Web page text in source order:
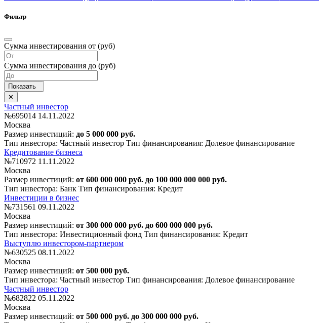
Фильтр
Сумма инвестирования от (руб)
Сумма инвестирования до (руб)
Частный инвестор
№695014 14.11.2022
Москва
Размер инвестиций: до 5 000 000 руб.
Тип инвестора: Частный инвестор Тип финансирования: Долевое финансирование
Кредитование бизнеса
№710972 11.11.2022
Москва
Размер инвестиций: от 600 000 000 руб. до 100 000 000 000 руб.
Тип инвестора: Банк Тип финансирования: Кредит
Инвестиции в бизнес
№731561 09.11.2022
Москва
Размер инвестиций: от 300 000 000 руб. до 600 000 000 руб.
Тип инвестора: Инвестиционный фонд Тип финансирования: Кредит
Выступлю инвестором-партнером
№630525 08.11.2022
Москва
Размер инвестиций: от 500 000 руб.
Тип инвестора: Частный инвестор Тип финансирования: Долевое финансирование
Частный инвестор
№682822 05.11.2022
Москва
Размер инвестиций: от 500 000 руб. до 300 000 000 руб.